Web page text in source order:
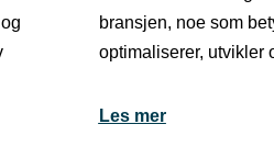
bransjen, noe som
optimaliserer, utvikler
Les mer